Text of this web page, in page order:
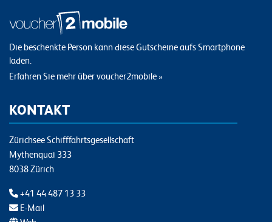
Die beschenkte Person kann diese Gutscheine aufs Smartphone
laden.
Erfahren Sie mehr über voucher2mobile »
KONTAKT
Zürichsee Schifffahrtsgesellschaft
Mythenquai 333
8038 Zürich
+41 44 487 13 33
E-Mail